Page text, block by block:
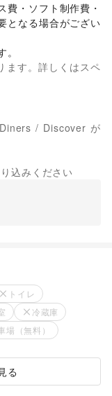
費・ソフト制作費・
となる場合がござい
。
ます。詳しくはスペ
/ Discover が
込みください
トイレ
冷蔵庫
場（無料）
る